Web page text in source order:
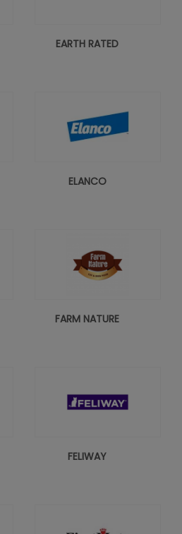
EARTH RATED
ELANCO
FARM NATURE
FELIWAY